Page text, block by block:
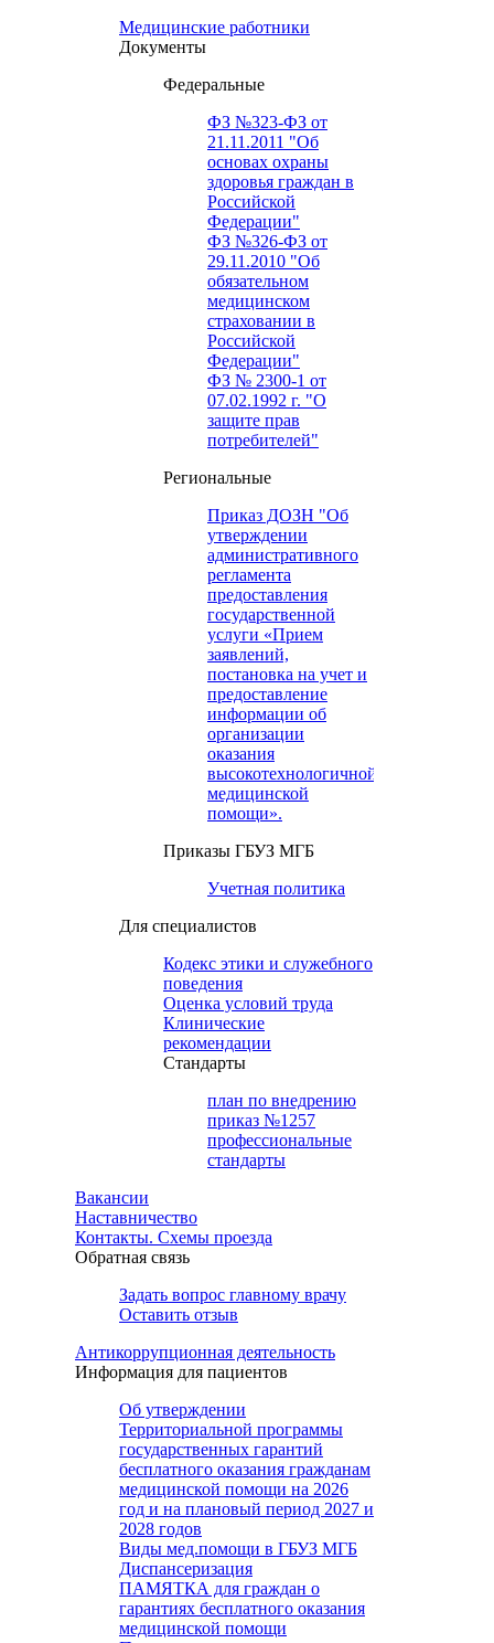
Медицинские работники
Документы
Федеральные
ФЗ №323-ФЗ от
21.11.2011 "Об
основах охраны
здоровья граждан в
Российской
Федерации"
ФЗ №326-ФЗ от
29.11.2010 "Об
обязательном
медицинском
страховании в
Российской
Федерации"
ФЗ № 2300-1 от
07.02.1992 г. "О
защите прав
потребителей"
Региональные
Приказ ДОЗН "Об
утверждении
административного
регламента
предоставления
государственной
услуги «Прием
заявлений,
постановка на учет и
предоставление
информации об
организации
оказания
высокотехнологичной
медицинской
помощи».
Приказы ГБУЗ МГБ
Учетная политика
Для специалистов
Кодекс этики и служебного
поведения
Оценка условий труда
Клинические
рекомендации
Cтандарты
план по внедрению
приказ №1257
профессиональные
стандарты
Вакансии
Наставничество
Контакты. Схемы проезда
Обратная связь
Задать вопрос главному врачу
Оставить отзыв
Антикоррупционная деятельность
Информация для пациентов
Об утверждении
Территориальной программы
государственных гарантий
бесплатного оказания гражданам
медицинской помощи на 2026
год и на плановый период 2027 и
2028 годов
Виды мед.помощи в ГБУЗ МГБ
Диспансеризация
ПАМЯТКА для граждан о
гарантиях бесплатного оказания
медицинской помощи